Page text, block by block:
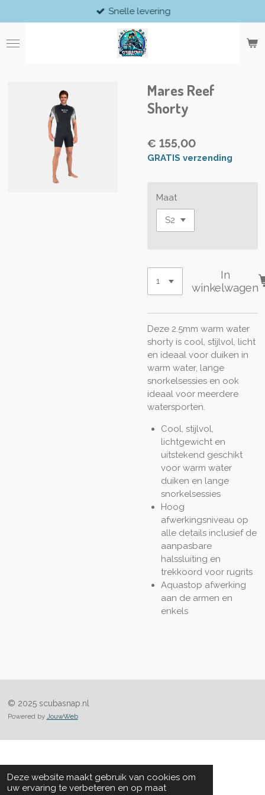
Deze website maakt gebruik van cookies om
uw ervaring te verbeteren en op maat
direct
naar
de
Snelle levering
Mares Reef
Shorty
€ 155,00
GRATIS verzending
Maat
In
winkelwagen
Deze 2.5mm warm water
shorty is cool, stijlvol, licht
en ideaal voor duiken in
warm water, lange
snorkelsessies en ook
ideaal voor meerdere
watersporten.
Cool, stijlvol,
lichtgewicht en
uitstekend geschikt
voor warm water
duiken en lange
snorkelsessies
Hoog
afwerkingsniveau op
alle details inclusief de
aanpasbare
halssluiting en
trekkoord voor rugrits
Aquastop afwerking
aan de armen en
enkels
© 2025 scubasnap.nl
Powered by JouwWeb